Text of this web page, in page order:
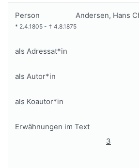
Person Andersen, Hans
* 2.4.1805 - † 4.8.1875
als Adressat*in
als Autor*in
als Koautor*in
Erwähnungen im Text
3